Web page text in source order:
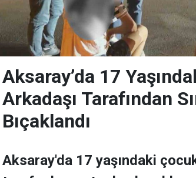
Aksaray’da 17
Arkadaşı Tarafından
Bıçaklandı
Aksaray'da 17 yaşındaki